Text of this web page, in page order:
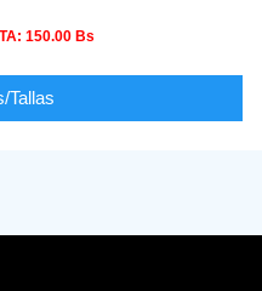
150.00 Bs
Tallas